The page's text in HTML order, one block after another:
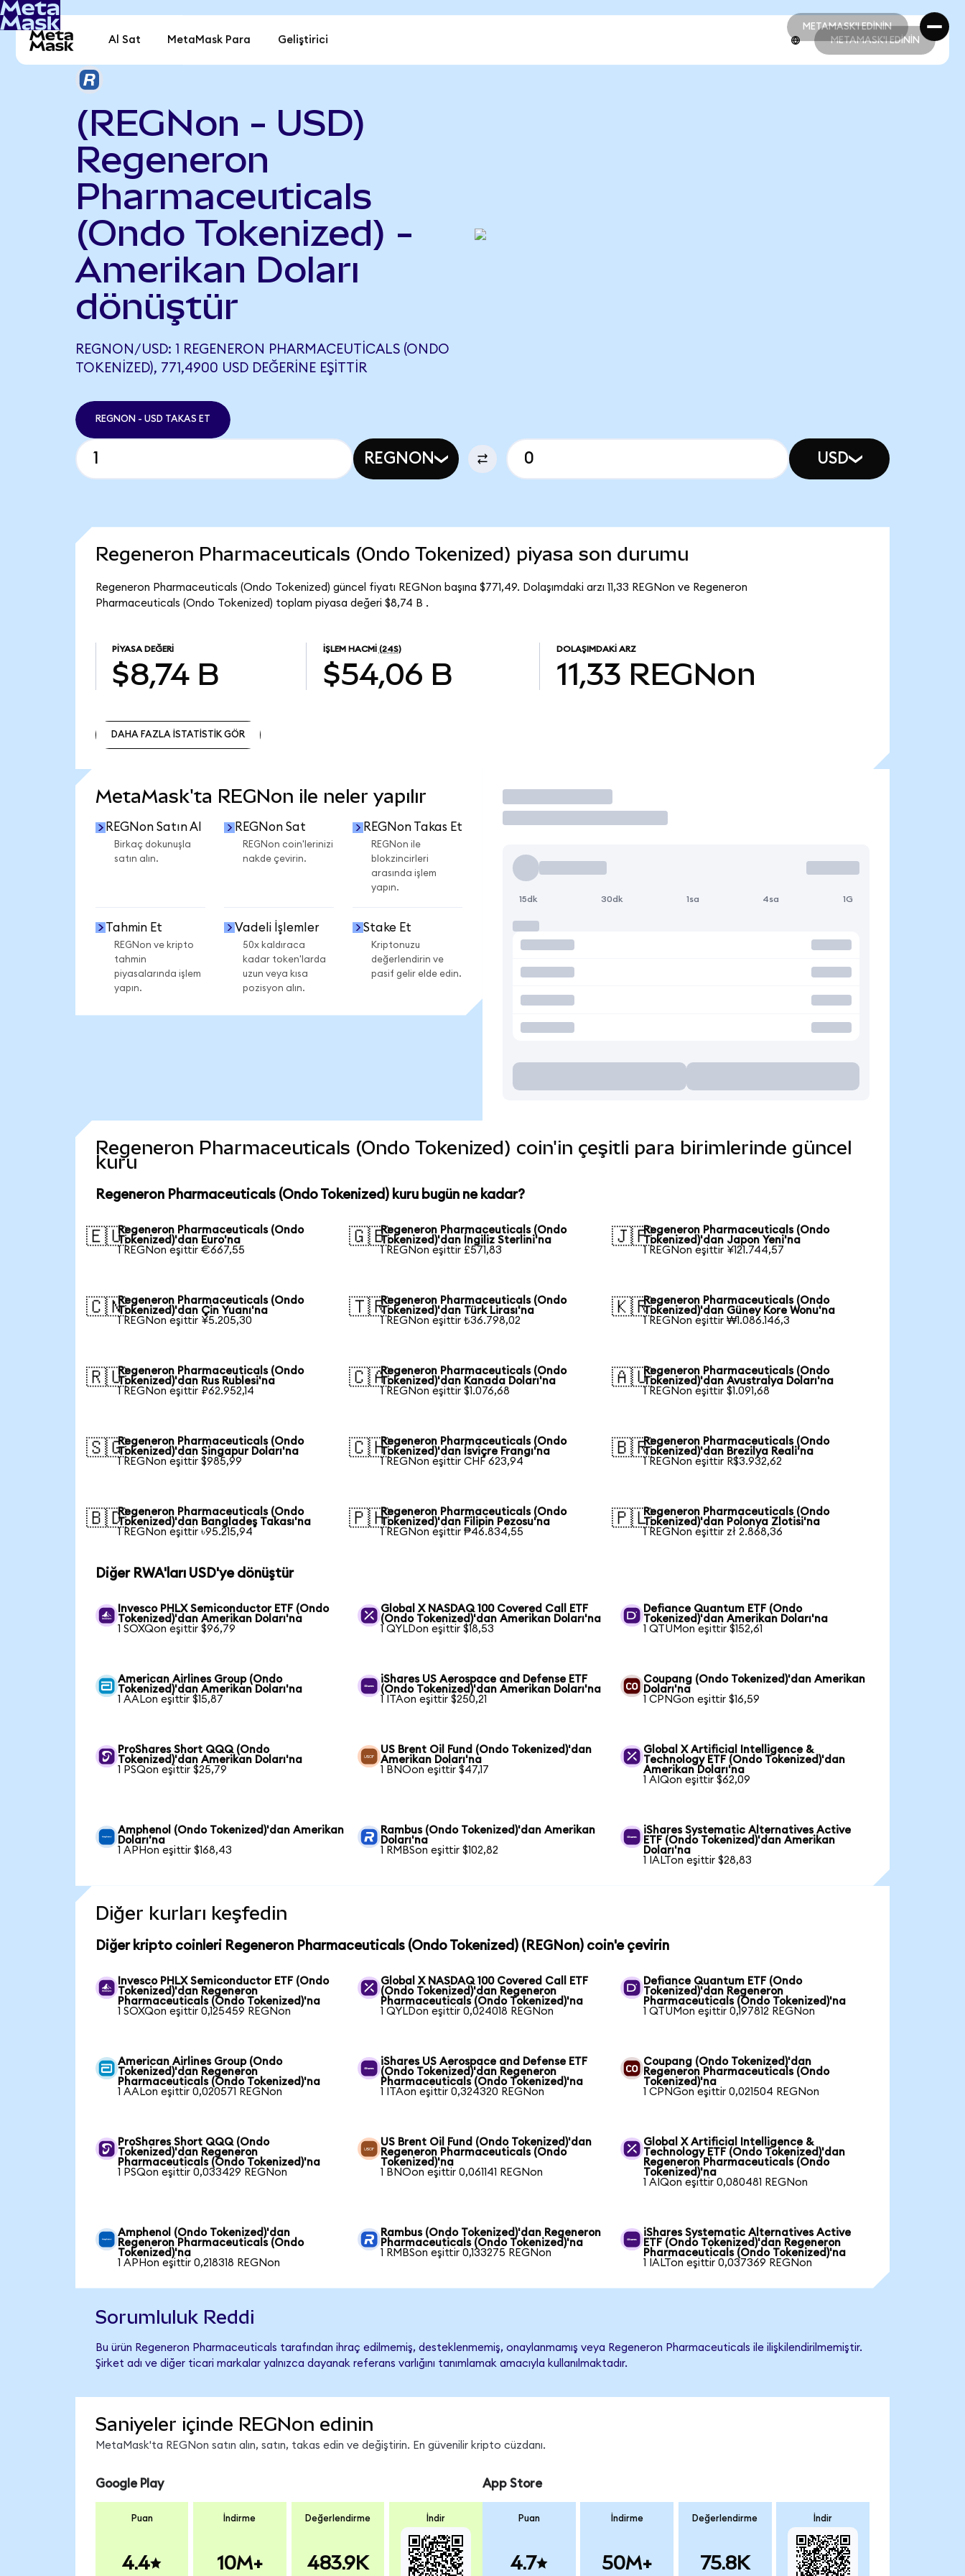
METAMASK'I EDİNİN
METAMASK'I EDİNİN
Al Sat MetaMask Para Geliştirici METAMASK'I EDİNİN
(REGNon - USD)
Regeneron
Pharmaceuticals
(Ondo Tokenized) -
Amerikan Doları
dönüştür
REGNON/USD: 1 REGENERON PHARMACEUTICALS (ONDO
TOKENIZED), 771,4900 USD DEĞERINE EŞITTIR
REGNON - USD TAKAS ET
REGNON USD
Regeneron Pharmaceuticals (Ondo Tokenized) piyasa son durumu
Regeneron Pharmaceuticals (Ondo Tokenized) güncel fiyatı REGNon başına $771,49. Dolaşımdaki arzı 11,33 REGNon ve Regeneron
Pharmaceuticals (Ondo Tokenized) toplam piyasa değeri $8,74 B .
PIYASA DEĞERI
$8,74 B
İŞLEM HACMI (24S)
$54,06 B
DOLAŞIMDAKI ARZ
11,33 REGNon
DAHA FAZLA İSTATİSTİK GÖR
MetaMask'ta REGNon ile neler yapılır
REGNon Satın Al
Birkaç dokunuşla
satın alın.
REGNon Sat
REGNon coin'lerinizi
nakde çevirin.
REGNon Takas Et
REGNon ile
blokzincirleri
arasında işlem
yapın.
Tahmin Et
REGNon ve kripto
tahmin
piyasalarında işlem
yapın.
Vadeli İşlemler
50x kaldıraca
kadar token'larda
uzun veya kısa
pozisyon alın.
Stake Et
Kriptonuzu
değerlendirin ve
pasif gelir elde edin.
İşlem Yap
15dk 30dk 1sa 4sa 1G
Regeneron Pharmaceuticals (Ondo Tokenized) coin'in çeşitli para birimlerinde güncel
kuru
Regeneron Pharmaceuticals (Ondo Tokenized) kuru bugün ne kadar?
🇪🇺Regeneron Pharmaceuticals (Ondo
Tokenized)'dan Euro'na
1 REGNon eşittir €667,55
🇬🇧Regeneron Pharmaceuticals (Ondo
Tokenized)'dan İngiliz Sterlini'na
1 REGNon eşittir £571,83
🇯🇵Regeneron Pharmaceuticals (Ondo
Tokenized)'dan Japon Yeni'na
1 REGNon eşittir ¥121.744,57
🇨🇳Regeneron Pharmaceuticals (Ondo
Tokenized)'dan Çin Yuanı'na
1 REGNon eşittir ¥5.205,30
🇹🇷Regeneron Pharmaceuticals (Ondo
Tokenized)'dan Türk Lirası'na
1 REGNon eşittir ₺36.798,02
🇰🇷Regeneron Pharmaceuticals (Ondo
Tokenized)'dan Güney Kore Wonu'na
1 REGNon eşittir ₩1.086.146,3
🇷🇺Regeneron Pharmaceuticals (Ondo
Tokenized)'dan Rus Rublesi'na
1 REGNon eşittir ₽62.952,14
🇨🇦Regeneron Pharmaceuticals (Ondo
Tokenized)'dan Kanada Doları'na
1 REGNon eşittir $1.076,68
🇦🇺Regeneron Pharmaceuticals (Ondo
Tokenized)'dan Avustralya Doları'na
1 REGNon eşittir $1.091,68
🇸🇬Regeneron Pharmaceuticals (Ondo
Tokenized)'dan Singapur Doları'na
1 REGNon eşittir $985,99
🇨🇭Regeneron Pharmaceuticals (Ondo
Tokenized)'dan İsviçre Frangı'na
1 REGNon eşittir CHF 623,94
🇧🇷Regeneron Pharmaceuticals (Ondo
Tokenized)'dan Brezilya Reali'na
1 REGNon eşittir R$3.932,62
🇧🇩Regeneron Pharmaceuticals (Ondo
Tokenized)'dan Bangladeş Takası'na
1 REGNon eşittir ৳95.215,94
🇵🇭Regeneron Pharmaceuticals (Ondo
Tokenized)'dan Filipin Pezosu'na
1 REGNon eşittir ₱46.834,55
🇵🇱Regeneron Pharmaceuticals (Ondo
Tokenized)'dan Polonya Zlotisi'na
1 REGNon eşittir zł 2.868,36
Diğer RWA'ları USD'ye dönüştür
Invesco PHLX Semiconductor ETF (Ondo
Tokenized)'dan Amerikan Doları'na
1 SOXQon eşittir $96,79
Global X NASDAQ 100 Covered Call ETF
(Ondo Tokenized)'dan Amerikan Doları'na
1 QYLDon eşittir $18,53
Defiance Quantum ETF (Ondo
Tokenized)'dan Amerikan Doları'na
1 QTUMon eşittir $152,61
American Airlines Group (Ondo
Tokenized)'dan Amerikan Doları'na
1 AALon eşittir $15,87
iShares US Aerospace and Defense ETF
(Ondo Tokenized)'dan Amerikan Doları'na
1 ITAon eşittir $250,21
Coupang (Ondo Tokenized)'dan Amerikan
Doları'na
1 CPNGon eşittir $16,59
ProShares Short QQQ (Ondo
Tokenized)'dan Amerikan Doları'na
1 PSQon eşittir $25,79
US Brent Oil Fund (Ondo Tokenized)'dan
Amerikan Doları'na
1 BNOon eşittir $47,17
Global X Artificial Intelligence &
Technology ETF (Ondo Tokenized)'dan
Amerikan Doları'na
1 AIQon eşittir $62,09
Amphenol (Ondo Tokenized)'dan Amerikan
Doları'na
1 APHon eşittir $168,43
Rambus (Ondo Tokenized)'dan Amerikan
Doları'na
1 RMBSon eşittir $102,82
iShares Systematic Alternatives Active
ETF (Ondo Tokenized)'dan Amerikan
Doları'na
1 IALTon eşittir $28,83
Diğer kurları keşfedin
Diğer kripto coinleri Regeneron Pharmaceuticals (Ondo Tokenized) (REGNon) coin'e çevirin
Invesco PHLX Semiconductor ETF (Ondo
Tokenized)'dan Regeneron
Pharmaceuticals (Ondo Tokenized)'na
1 SOXQon eşittir 0,125459 REGNon
Global X NASDAQ 100 Covered Call ETF
(Ondo Tokenized)'dan Regeneron
Pharmaceuticals (Ondo Tokenized)'na
1 QYLDon eşittir 0,024018 REGNon
Defiance Quantum ETF (Ondo
Tokenized)'dan Regeneron
Pharmaceuticals (Ondo Tokenized)'na
1 QTUMon eşittir 0,197812 REGNon
American Airlines Group (Ondo
Tokenized)'dan Regeneron
Pharmaceuticals (Ondo Tokenized)'na
1 AALon eşittir 0,020571 REGNon
iShares US Aerospace and Defense ETF
(Ondo Tokenized)'dan Regeneron
Pharmaceuticals (Ondo Tokenized)'na
1 ITAon eşittir 0,324320 REGNon
Coupang (Ondo Tokenized)'dan
Regeneron Pharmaceuticals (Ondo
Tokenized)'na
1 CPNGon eşittir 0,021504 REGNon
ProShares Short QQQ (Ondo
Tokenized)'dan Regeneron
Pharmaceuticals (Ondo Tokenized)'na
1 PSQon eşittir 0,033429 REGNon
US Brent Oil Fund (Ondo Tokenized)'dan
Regeneron Pharmaceuticals (Ondo
Tokenized)'na
1 BNOon eşittir 0,061141 REGNon
Global X Artificial Intelligence &
Technology ETF (Ondo Tokenized)'dan
Regeneron Pharmaceuticals (Ondo
Tokenized)'na
1 AIQon eşittir 0,080481 REGNon
Amphenol (Ondo Tokenized)'dan
Regeneron Pharmaceuticals (Ondo
Tokenized)'na
1 APHon eşittir 0,218318 REGNon
Rambus (Ondo Tokenized)'dan Regeneron
Pharmaceuticals (Ondo Tokenized)'na
1 RMBSon eşittir 0,133275 REGNon
iShares Systematic Alternatives Active
ETF (Ondo Tokenized)'dan Regeneron
Pharmaceuticals (Ondo Tokenized)'na
1 IALTon eşittir 0,037369 REGNon
Sorumluluk Reddi
Bu ürün Regeneron Pharmaceuticals tarafından ihraç edilmemiş, desteklenmemiş, onaylanmamış veya Regeneron Pharmaceuticals ile ilişkilendirilmemiştir.
Şirket adı ve diğer ticari markalar yalnızca dayanak referans varlığını tanımlamak amacıyla kullanılmaktadır.
Saniyeler içinde REGNon edinin
MetaMask'ta REGNon satın alın, satın, takas edin ve değiştirin. En güvenilir kripto cüzdanı.
Google Play
Puan
4.4
İndirme
10M+
Değerlendirme
483.9K
İndir
App Store
Puan
4.7
İndirme
50M+
Değerlendirme
75.8K
İndir